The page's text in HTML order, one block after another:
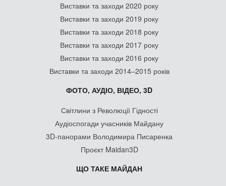
Виставки та заходи 2020 року
Виставки та заходи 2019 року
Виставки та заходи 2018 року
Виставки та заходи 2017 року
Виставки та заходи 2016 року
Виставки та заходи 2014–2015 років
ФОТО, АУДІО, ВІДЕО, 3D
Світлини з Революції Гідності
Аудіоспогади учасників Майдану
3D-панорами Володимира Писаренка
Проєкт Maidan3D
ЩО ТАКЕ МАЙДАН